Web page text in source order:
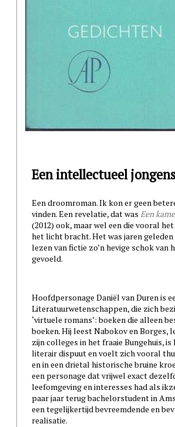
Een intellectueel
Een droomroman. Ik kon er geen
vinden. Een revelatie, dat was Een
(2012) ook, maar wel een die vooral
het licht bracht. Het was jaren
lezen van fictie zo’n hevige schok van
gevoeld.
Hoofdpersonage Daniël van Duren is
Literatuurwetenschappen, die zich
‘virtuele romans’: boeken die alleen
boeken. Hij leest Nabokov en Borges,
zijn colleges in het fraaie Bungehuis, is
literair dispuut en voelt zich vooral
en in een drietal historische bruine
een personage dat vrijwel exact
leefomgeving en interesses had als
paar jaar terug bachelorstudent in
een tegelijkertijd bevreemdende en
realisatie.